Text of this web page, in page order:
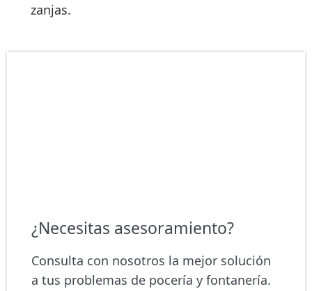
zanjas.
¿Necesitas asesoramiento?
Consulta con nosotros la mejor solución
a tus problemas de pocería y fontanería.